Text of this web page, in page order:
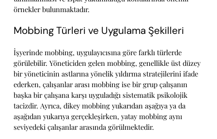
örnekler bulunmaktadır.
Mobbing Türleri ve Uygulama Şekilleri
İşyerinde mobbing, uygulayıcısına göre farklı türlerde
görülebilir. Yöneticiden gelen mobbing, genellikle üst düzey
bir yöneticinin astlarına yönelik yıldırma stratejilerini ifade
ederken, çalışanlar arası mobbing ise bir grup çalışanın
başka bir çalışana karşı uyguladığı sistematik psikolojik
tacizdir. Ayrıca, dikey mobbing yukarıdan aşağıya ya da
aşağıdan yukarıya gerçekleşirken, yatay mobbing aynı
seviyedeki çalışanlar arasında görülmektedir.